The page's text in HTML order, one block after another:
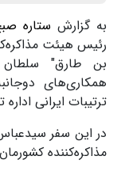
به گزارش ستاره
رئیس هیئت
بن طارق"
همکاری‌های
ترتیبات ایرانی
در این سفر
مذاکره‌کننده